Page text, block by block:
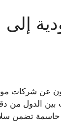
إلى
عن شركات
بين الدول من
حاسمة تضمن